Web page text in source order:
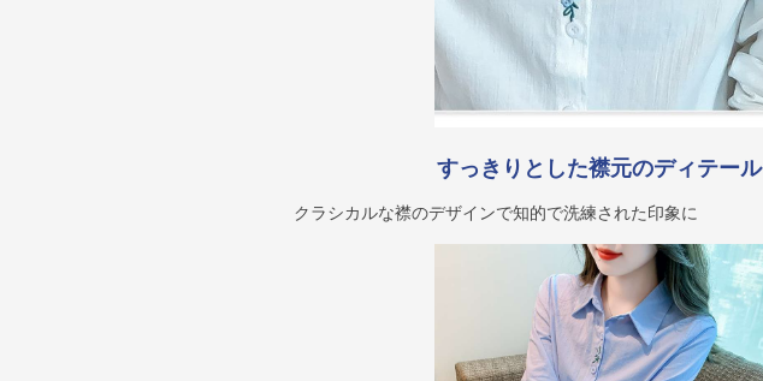
すっきりとした襟元のディテール
クラシカルな襟のデザインで知的で洗練された印象に